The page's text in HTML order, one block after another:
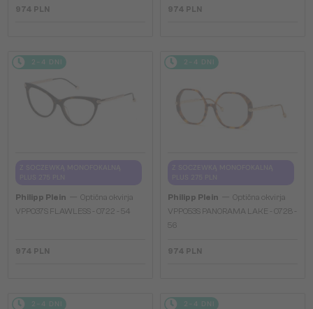
974 PLN 974 PLN
2-4 DNI
Philipp Plein
Optična okvirja
VPP037S FLAWLESS - 0722 - 54
974 PLN
2-4 DNI
Philipp Plein
Optična okvirja
VPP053S PANORAMA LAKE - 0728 -
56
974 PLN
2-4 DNI 2-4 DNI